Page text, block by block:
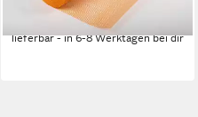
35,90 €
(0,72 €/ 1 qm)
lieferbar - in 6-8 Werktagen bei dir